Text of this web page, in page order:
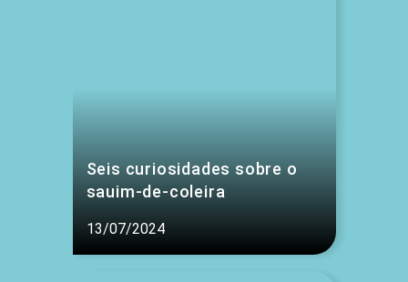
Seis curiosidades sobre o
sauim-de-coleira
13/07/2024